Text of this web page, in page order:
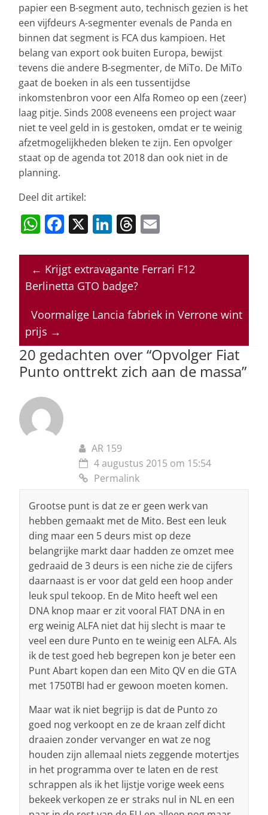
papier een B-segment auto, technisch gezien is het
een vijfdeurs A-segmenter evenals de Panda en
binnen dat segment is FCA dus kampioen. Het
belang van export ook buiten Europa, bewijst
tevens die andere B-segmenter, de MiTo. De MiTo
gaat de boeken in als een tussentijdse
inkomstenbron voor een Alfa Romeo op een (zeer)
laag pitje. Sinds 2008 eveneens een project waar
niet te veel geld in is gestoken, omdat er te weinig
afzetmogelijkheden bleken te zijn. Een opvolger
staat op de agenda tot 2018 dan ook niet in de
planning.
Deel dit artikel:
W
at
s
p
p
F
c
e
o
o
k
X Li
k
e
dI
n
T
re
a
s
ai
l
← Krijgt extravagante Ferrari F12
Berlinetta GTO badge?
Voormalige Lancia fabriek in Verrone wint
prijs →
20 gedachten over “Opvolger Fiat
Punto onttrekt zich aan de massa”
AR 159
4 augustus 2015 om 15:54
Permalink
Grootse punt is dat ze er geen werk van
hebben gemaakt met de Mito. Best een leuk
ding maar een 5 deurs mist op deze
belangrijke markt daar hadden ze omzet mee
gedraaid de 3 deurs is een niche zie de cijfers
daarnaast is er voor dat geld een hoop ander
leuk spul tekoop. En de Mito heeft wel een
DNA knop maar er zit vooral FIAT DNA in en
erg weinig ALFA niet dat hij slecht is maar te
veel een dure Punto en te weinig een ALFA. Als
ik de test goed heb begrepen kon je beter een
Punt Abart kopen dan een Mito QV en die GTA
met 1750TBI had er gewoon moeten komen.
Maar wat ik niet begrijp is dat de Punto zo
goed nog verkoopt en ze de kraan zelf dicht
draaien zonder vervanger en wat ze nog
houden zijn allemaal niets zeggende motertjes
in het programma over te laten en de rest
schrappen als ik het lijstje vorige week eens
bekeek verkopen ze er straks nul in NL en een